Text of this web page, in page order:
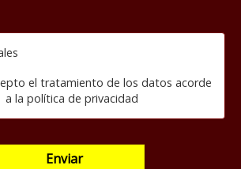
el tratamiento de los datos acorde
a la política de privacidad
Enviar